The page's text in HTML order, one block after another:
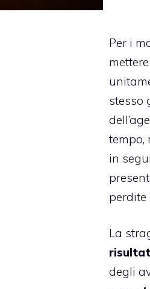
Per i
stesso
tempo,
in
La
degli